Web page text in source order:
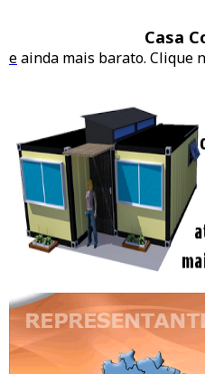
Casa
eainda mais barato. Clique